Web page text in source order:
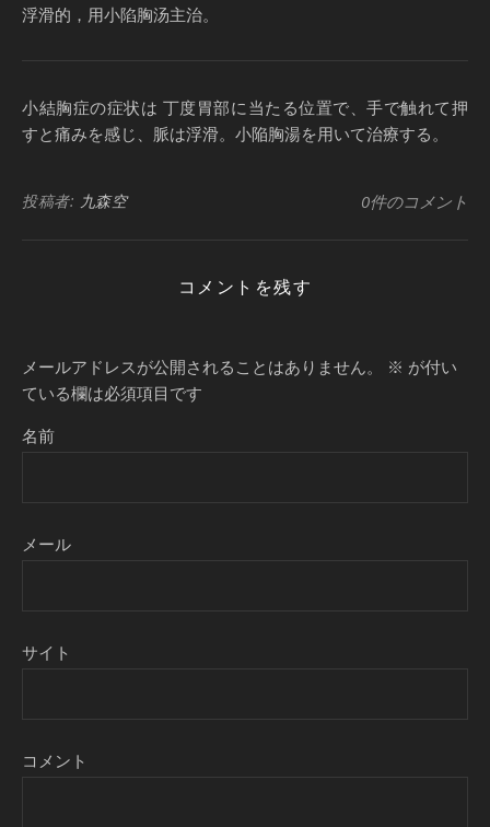
浮滑的，用小陷胸汤主治。
小結胸症の症状は 丁度胃部に当たる位置で、手で触れて押
すと痛みを感じ、脈は浮滑。小陥胸湯を用いて治療する。
投稿者: 九森空 0件のコメント
コメントを残す
メールアドレスが公開されることはありません。 ※ が付い
ている欄は必須項目です
名前
メール
サイト
コメント